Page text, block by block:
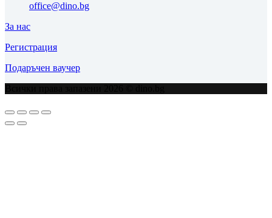
office@dino.bg
За нас
Регистрация
Подаръчен ваучер